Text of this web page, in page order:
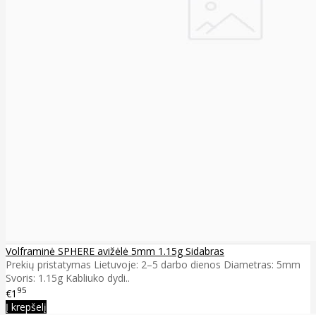
Volframinė SPHERE avižėlė 5mm 1.15g Sidabras
Prekių pristatymas Lietuvoje: 2–5 darbo dienos Diametras: 5mm
Svoris: 1.15g Kabliuko dydi..
€1 95
Į krepšelį